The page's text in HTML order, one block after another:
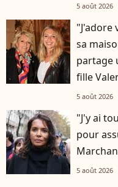
5 août 2026
"J'adore
sa
partage
fille
5 août 2026
"J'y ai
pour
5 août 2026